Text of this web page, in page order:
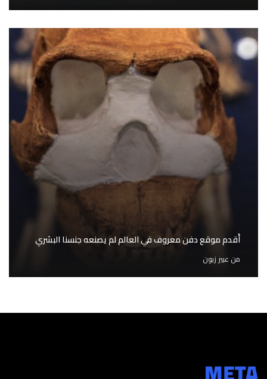
أَقدم موقع دفن معروف في العالم لم يصنعه جنسنا البشري
من عبير زبون